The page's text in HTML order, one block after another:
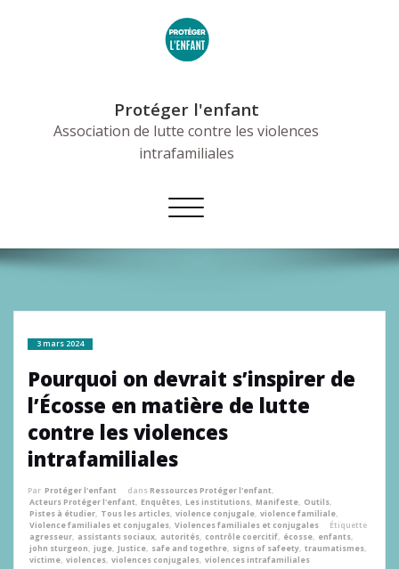
Protéger l'enfant
Association de lutte contre les violences
intrafamiliales
Afficher/masquer
la
3 mars 2024
Pourquoi on devrait s’inspirer de
l’Écosse en matière de lutte
contre les violences
intrafamiliales
Par Protéger l'enfant dansRessources Protéger l'enfant,
Acteurs Protéger l'enfant, Enquêtes, Les institutions, Manifeste, Outils,
Pistes à étudier, Tous les articles, violence conjugale, violence familiale,
Violence familiales et conjugales, Violences familiales et conjugales
Étiquette
agresseur, assistants sociaux, autorités, contrôle coercitif, écosse, enfants,
john sturgeon, juge, Justice, safe and togethre, signs of safeety, traumatismes,
victime, violences, violences conjugales, violences intrafamiliales